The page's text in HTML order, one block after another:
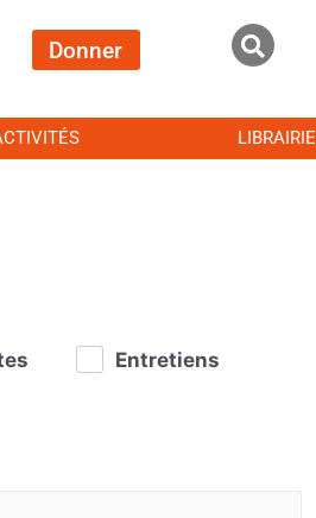
Donner
LIBRAIRIE
Entretiens